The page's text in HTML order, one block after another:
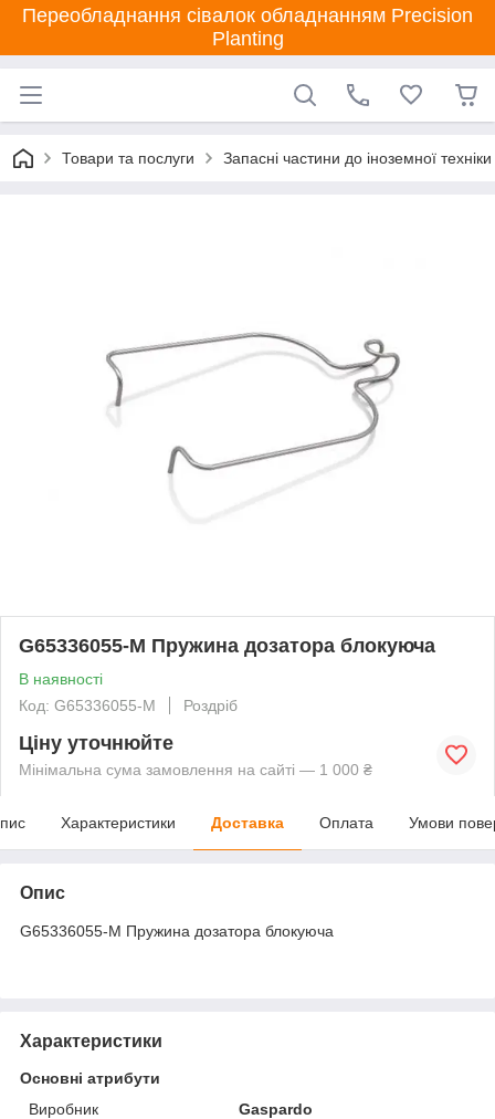
Переобладнання сівалок обладнанням Precision
Planting
Товари та послуги Запасні частини до іноземної техніки
G65336055-M Пружина дозатора блокуюча
В наявності
Код: G65336055-M
Роздріб
Ціну уточнюйте
Мінімальна сума замовлення на сайті — 1 000 ₴
Характеристики Доставка Оплата Умови
Опис
G65336055-M Пружина дозатора блокуюча
Характеристики
Основні атрибути
Виробник
Gaspardo